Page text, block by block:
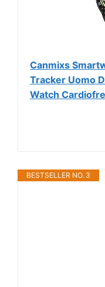
Canmixs
Tracker Uomo
Watch
BESTSELLER NO. 3